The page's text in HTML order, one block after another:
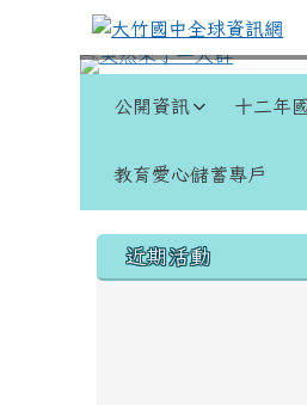
跳至主內容區
大竹國中全球
公開資訊 十二年
教育愛心儲蓄專戶
左邊區域內容
近期活動
頁尾區域